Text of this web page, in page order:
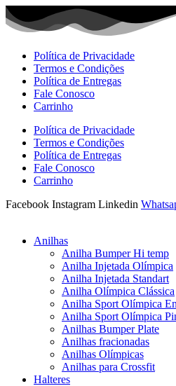
Ir
para
Política de Privacidade
Termos e Condições
Política de Entregas
Fale Conosco
Carrinho
Política de Privacidade
Termos e Condições
Política de Entregas
Fale Conosco
Carrinho
Facebook Instagram Linkedin
Anilhas
Anilha Bumper Hi temp
Anilha Injetada Olímpica
Anilha Injetada Standart
Anilha Olímpica Clássica
Anilha Sport Olímpica
Anilha Sport Olímpica
Anilhas Bumper Plate
Anilhas fracionadas
Anilhas Olímpicas
Anilhas para Crossfit
Halteres